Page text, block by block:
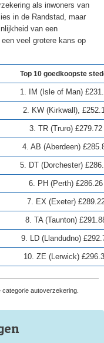
als inwoners van
in de Randstad, maar
van een
veel grotere kans op
Top 10 goedkoopste
1. IM (Isle of Man)
2. KW (Kirkwall),
3. TR (Truro) £279.72
4. AB (Aberdeen)
5. DT (Dorchester)
6. PH (Perth) £286.26
7. EX (Exeter)
8. TA (Taunton)
9. LD (Llandudno)
10. ZE (Lerwick)
autoverzekering.